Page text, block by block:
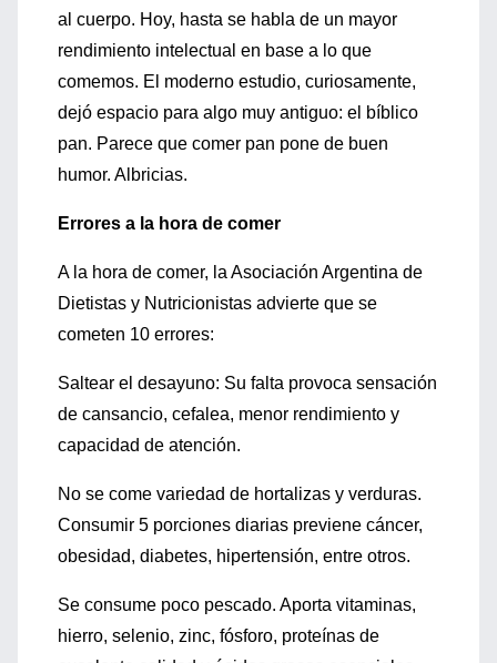
al cuerpo. Hoy, hasta se habla de un mayor
rendimiento intelectual en base a lo que
comemos. El moderno estudio, curiosamente,
dejó espacio para algo muy antiguo: el bíblico
pan. Parece que comer pan pone de buen
humor. Albricias.
Errores a la hora de comer
A la hora de comer, la Asociación Argentina de
Dietistas y Nutricionistas advierte que se
cometen 10 errores:
Saltear el desayuno: Su falta provoca sensación
de cansancio, cefalea, menor rendimiento y
capacidad de atención.
No se come variedad de hortalizas y verduras.
Consumir 5 porciones diarias previene cáncer,
obesidad, diabetes, hipertensión, entre otros.
Se consume poco pescado. Aporta vitaminas,
hierro, selenio, zinc, fósforo, proteínas de